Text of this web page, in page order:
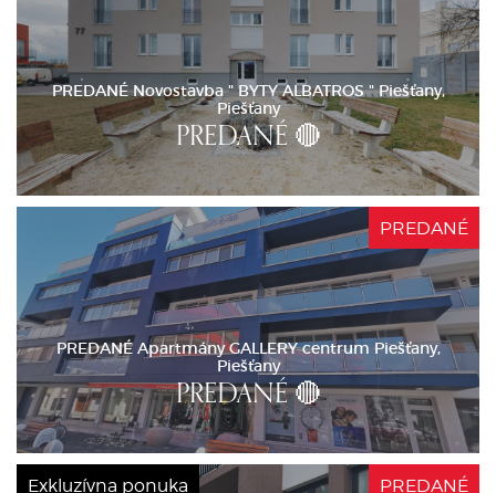
PREDANÉ Novostavba " BYTY ALBATROS " Piešťany,
Piešťany
PREDANÉ 🔴
PREDANÉ Apartmány GALLERY centrum Piešťany,
Piešťany
PREDANÉ 🔴
PREDANÉ
Exkluzívna ponuka PREDANÉ